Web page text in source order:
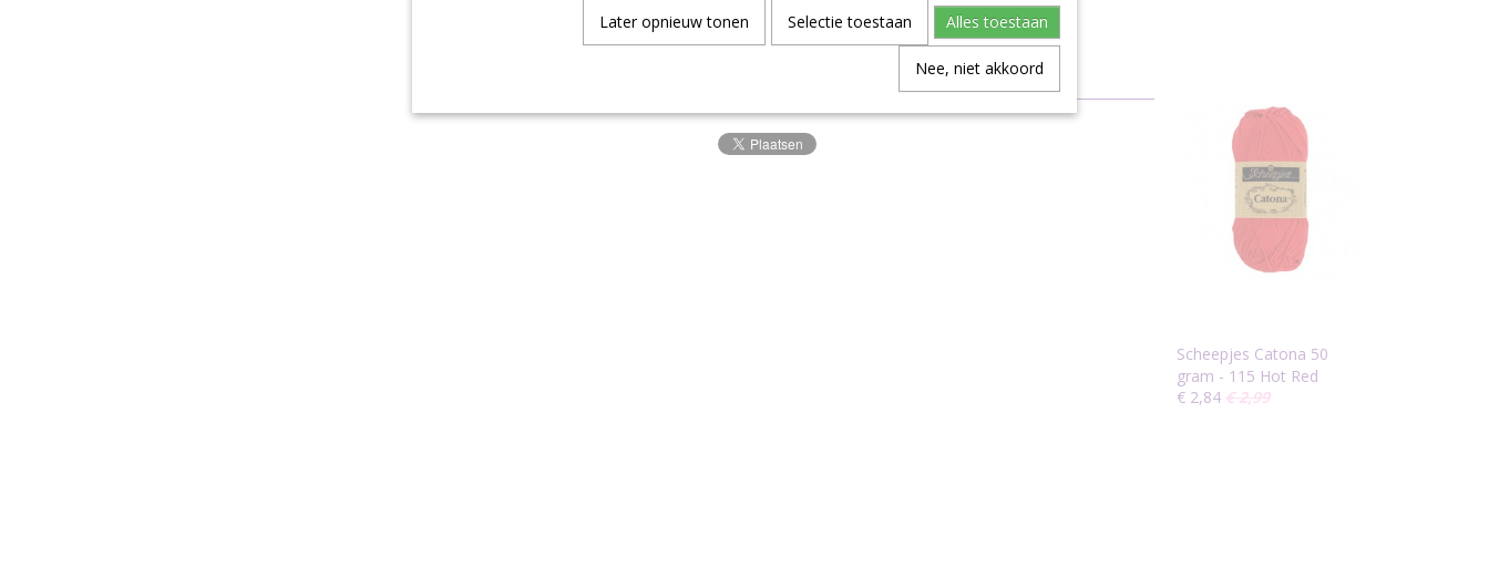
Verzending
Dit garen kan uitsluitend verstuurd worden via pakket post.
Scheepjes Catona 50
gram - 115 Hot Red
€ 2,84 € 2,99
Later opnieuw tonen Selectie toestaan Alles toestaan
Nee, niet akkoord